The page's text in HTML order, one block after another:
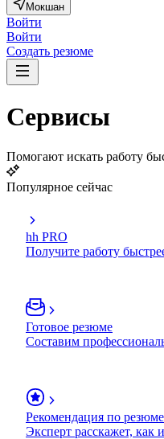
Мокшан
Войти
Войти
Создать резюме
Сервисы
Помогают искать работу
Популярное сейчас
hh PRO
Получите работу
Готовое резюме
Составим
Рекомендация по резюме
Эксперт расскажет, как